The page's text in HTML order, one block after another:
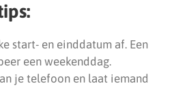
start- en einddatum af. Een
een weekenddag.
je telefoon en laat iemand